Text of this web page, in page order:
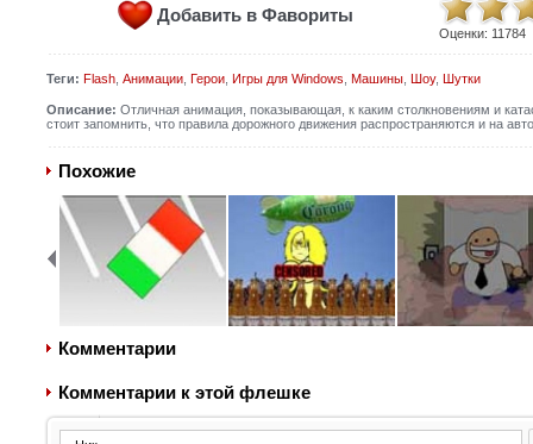
Добавить в Фавориты
Оценки: 11784
Теги: Flash, Анимации, Герои, Игры для Windows Машины, Шоу, Шутки
Описание: Отличная анимация, показывающая, к каким столкновениям и
стоит запомнить, что правила дорожного движения распространяются и на
Похожие
Комментарии
Комментарии к этой флешке